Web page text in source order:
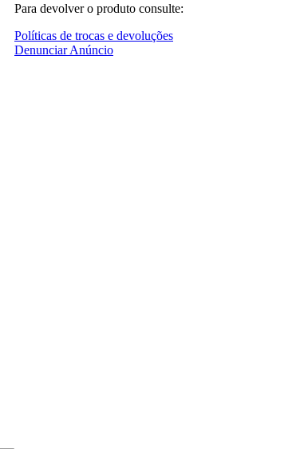
Para devolver o produto consulte:
Políticas de trocas e devoluções
Denunciar Anúncio